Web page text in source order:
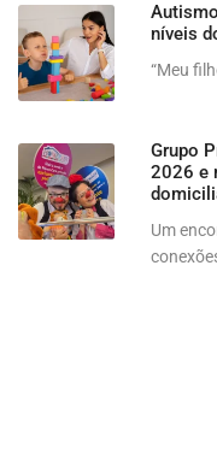
níveis
“Meu
Grupo
2026 e
Um